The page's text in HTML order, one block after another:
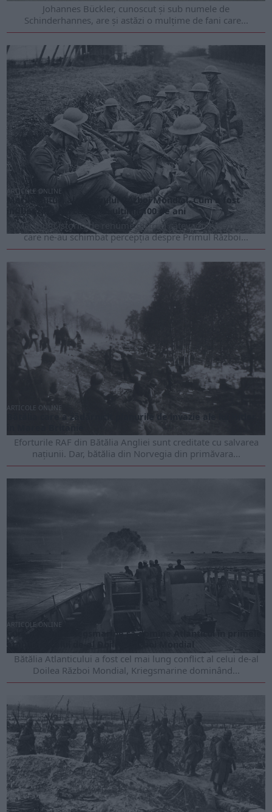
Johannes Bückler, cunoscut și sub numele de
Schinderhannes, are și astăzi o mulțime de fani care...
ARTICOLE ONLINE
Marile mituri ale Primului Război Mondial. Cum a fost
influențată percepția în ultimii 100 de ani
Mai mulți istorici de renume distrug câteva mituri majore
care ne-au schimbat percepția despre Primul Război...
ARTICOLE ONLINE
Bătălia care a zădărnicit planurile de invazie ale lui Hitler
Eforturile RAF din Bătălia Angliei sunt creditate cu salvarea
națiunii. Dar, bătălia din Norvegia din primăvara...
ARTICOLE ONLINE
Cum a reușit Kriegsmarine să domine Atlanticul în primele
etape ale celui de-al Doilea Război Mondial
Bătălia Atlanticului a fost cel mai lung conflict al celui de-al
Doilea Război Mondial, Kriegsmarine dominând...